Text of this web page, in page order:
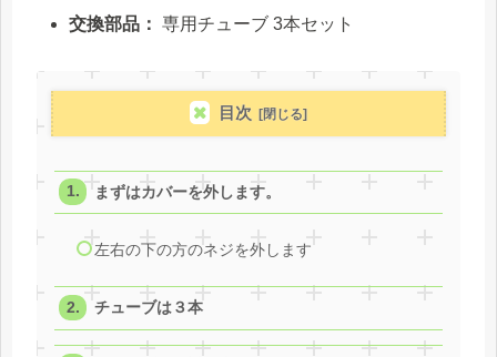
交換部品： 専用チューブ 3本セット
目次
まずはカバーを外します。
左右の下の方のネジを外します
チューブは３本